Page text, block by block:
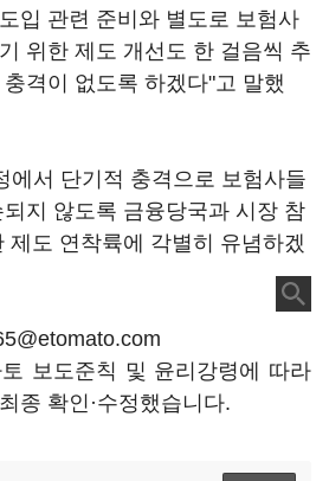
입 관련 준비와 별도로 보험사
위한 제도 개선도 한 걸음씩 추
격이 없도록 하겠다"고 말했
에서 단기적 충격으로 보험사들
지 않도록 금융당국과 시장 참
제도 연착륙에 각별히 유념하겠
보도준칙 및 윤리강령에 따라
종 확인·수정했습니다.